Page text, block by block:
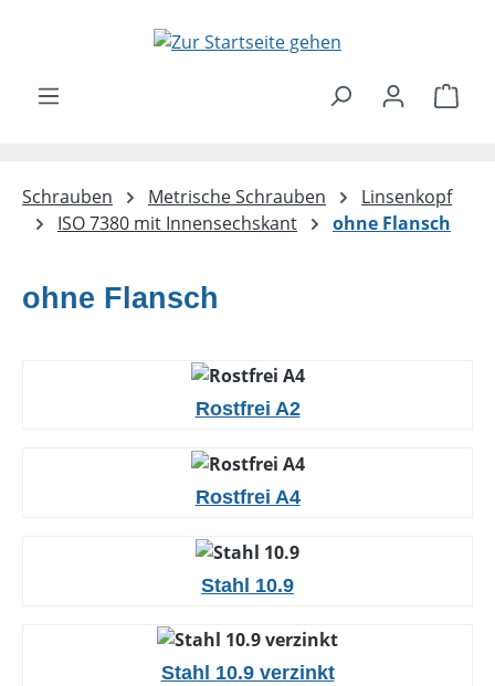
Zum Hauptinhalt springen
Schrauben Metrische Schrauben
Linsenkopf
ISO 7380 mit Innensechskant
ohne Flansch
ohne Flansch
Rostfrei A2
Rostfrei A4
Stahl 10.9
Stahl 10.9 verzinkt